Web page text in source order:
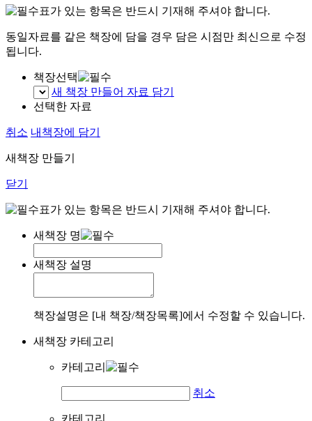
표가 있는 항목은 반드시 기재해 주셔야 합니다.
동일자료를 같은 책장에 담을 경우 담은 시점만 최신으로 수정
됩니다.
책장선택
새 책장 만들어 자료 담기
선택한 자료
취소 내책장에 담기
새책장 만들기
닫기
표가 있는 항목은 반드시 기재해 주셔야 합니다.
새책장 명
새책장 설명
책장설명은 [내 책장/책장목록]에서 수정할 수 있습니다.
새책장 카테고리
카테고리
취소